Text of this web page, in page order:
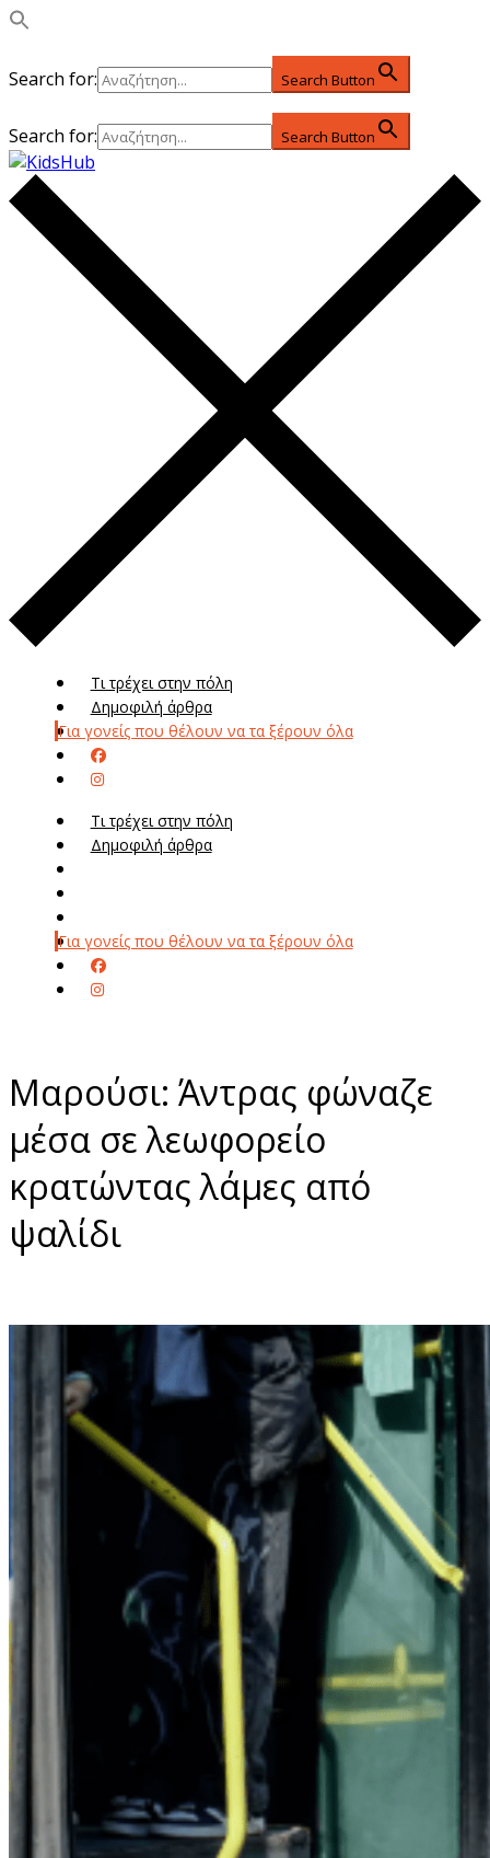
Search for: Search Button
Search for: Search Button
Τι τρέχει στην πόλη
Δημοφιλή άρθρα
Για γονείς που θέλουν να τα ξέρουν όλα
Τι τρέχει στην πόλη
Δημοφιλή άρθρα
Για γονείς που θέλουν να τα ξέρουν όλα
Μαρούσι: Άντρας φώναζε
μέσα σε λεωφορείο
κρατώντας λάμες από
ψαλίδι